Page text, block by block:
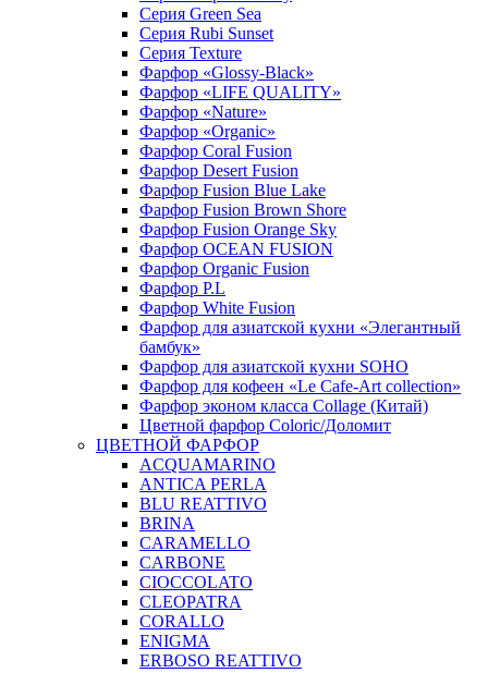
Серия Green Sea
Серия Rubi Sunset
Серия Texture
Фарфор «Glossy-Black»
Фарфор «LIFE QUALITY»
Фарфор «Nature»
Фарфор «Organic»
Фарфор Coral Fusion
Фарфор Desert Fusion
Фарфор Fusion Blue Lake
Фарфор Fusion Brown Shore
Фарфор Fusion Orange Sky
Фарфор OCEAN FUSION
Фарфор Organic Fusion
Фарфор P.L
Фарфор White Fusion
Фарфор для азиатской кухни «Элегантный
бамбук»
Фарфор для азиатской кухни SOHO
Фарфор для кофеен «Le Cafe-Art collection»
Фарфор эконом класса Collage (Китай)
Цветной фарфор Coloric/Доломит
ЦВЕТНОЙ ФАРФОР
ACQUAMARINO
ANTICA PERLA
BLU REATTIVO
BRINA
CARAMELLO
CARBONE
CIOCCOLATO
CLEOPATRA
CORALLO
ENIGMA
ERBOSO REATTIVO